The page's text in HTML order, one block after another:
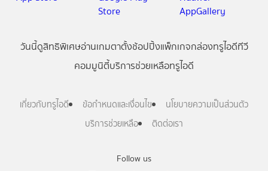
Follow us
วันนี้ดูสิทธิพิเศษอ่านเกมตาตั้งช้อปปิ้งแพ็กเกจกล่องทรูไอดีทีวี
คอมมูนิตี้บริการช่วยเหลือทรูไอดี
เกี่ยวกับทรูไอดี ข้อกำหนดและเงื่อนไข
นโยบายความเป็นส่วนตัว
บริการช่วยเหลือ
ติดต่อเรา